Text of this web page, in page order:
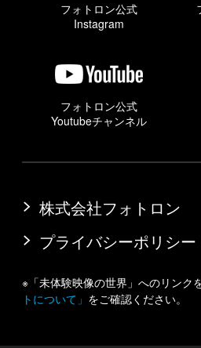
フォトロン公式
Instagram
フォトロン公式
Youtubeチャンネル
株式会社フォトロン
プライバシーポリシー
※「未体験映像の世界」へのリンク
トについて」 をご確認ください。